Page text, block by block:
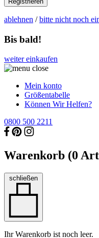
ablehnen /bitte nicht noch
Bis bald!
weiter einkaufen
Mein konto
Größentabelle
Können Wir Helfen?
0800 500 2211
Warenkorb (0
schließen
Ihr Warenkorb ist noch leer.